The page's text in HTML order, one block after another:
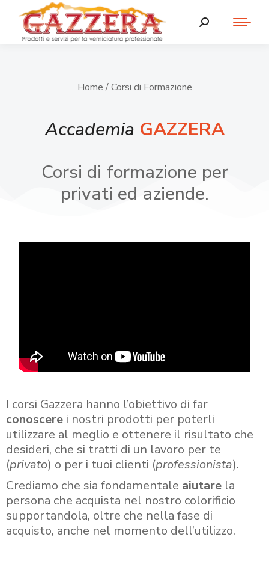
Home / Corsi di Formazione
Accademia GAZZERA
Corsi di formazione per
privati ed aziende.
I corsi Gazzera hanno l’obiettivo di far
conoscere i nostri prodotti per poterli
utilizzare al meglio e ottenere il risultato che
desideri, che si tratti di un lavoro per te
(privato) o per i tuoi clienti (professionista).
Crediamo che sia fondamentale aiutare la
persona che acquista nel nostro colorificio
supportandola, oltre che nella fase di
acquisto, anche nel momento dell’utilizzo.